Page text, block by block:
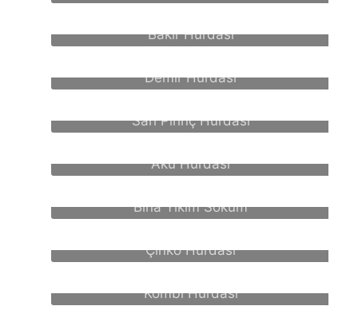
Bakır Hurdası
Demir Hurdası
Sarı Pirinç Hurdası
Akü Hurdası
Bina Yıkım Söküm
Çinko Hurdası
Kombi Hurdası